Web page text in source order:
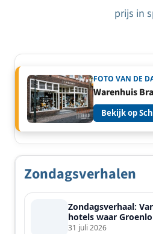
prijs in
FOTO VAN DE
Warenhuis
Bekijk op
Zondagsverhalen
Zondagsverhaal:
hotels waar
31 juli 2026